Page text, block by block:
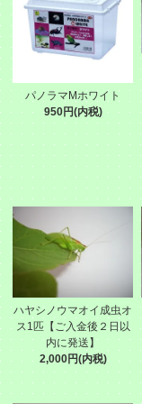
パノラマMホワイト
950円(内税)
ハヤシノウマオイ成虫オ
ス1匹【ご入金後２日以
内に発送】
2,000円(内税)